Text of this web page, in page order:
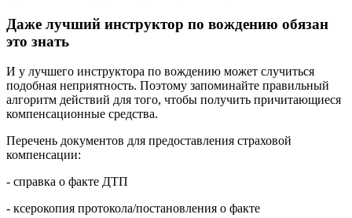
Даже лучший инструктор по вождению обязан
это знать
И у лучшего инструктора по вождению может случиться
подобная неприятность. Поэтому запоминайте правильный
алгоритм действий для того, чтобы получить причитающиеся
компенсационные средства.
Перечень документов для предоставления страховой
компенсации:
- справка о факте ДТП
- ксерокопия протокола/постановления о факте